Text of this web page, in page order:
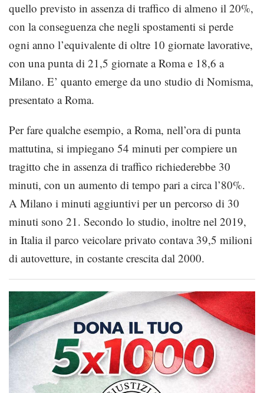
quello previsto in assenza di traffico di almeno il 20%,
con la conseguenza che negli spostamenti si perde
ogni anno l’equivalente di oltre 10 giornate lavorative,
con una punta di 21,5 giornate a Roma e 18,6 a
Milano. E’ quanto emerge da uno studio di Nomisma,
presentato a Roma.
Per fare qualche esempio, a Roma, nell’ora di punta
mattutina, si impiegano 54 minuti per compiere un
tragitto che in assenza di traffico richiederebbe 30
minuti, con un aumento di tempo pari a circa l’80%.
A Milano i minuti aggiuntivi per un percorso di 30
minuti sono 21. Secondo lo studio, inoltre nel 2019,
in Italia il parco veicolare privato contava 39,5 milioni
di autovetture, in costante crescita dal 2000.